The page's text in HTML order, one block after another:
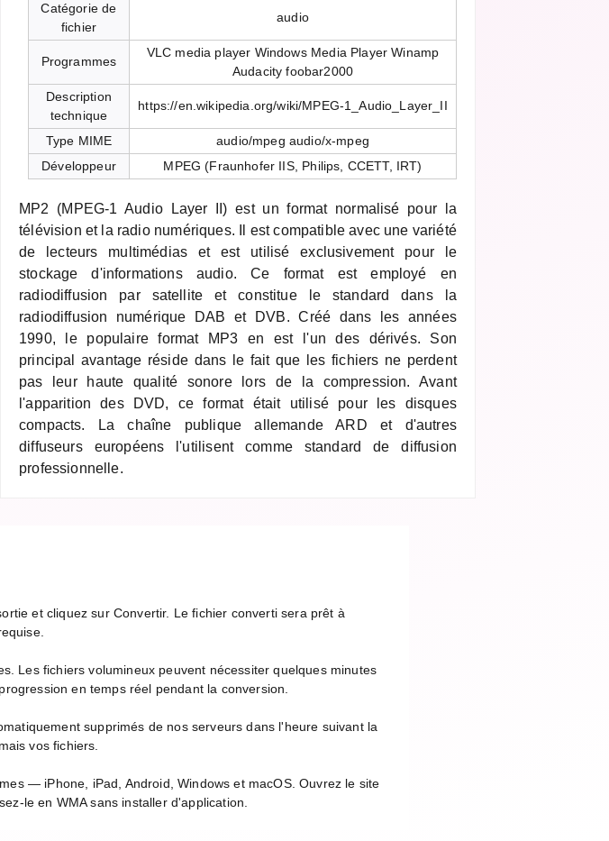
Catégorie de
fichier
audio
Programmes
VLC media player Windows Media Player Winamp
Audacity foobar2000
Description
technique
https://en.wikipedia.org/wiki/MPEG-1_Audio_Layer_II
Type MIME
audio/mpeg audio/x-mpeg
Développeur
MPEG (Fraunhofer IIS, Philips, CCETT, IRT)
MP2 (MPEG-1 Audio Layer II) est un format normalisé pour la
télévision et la radio numériques. Il est compatible avec une variété
de lecteurs multimédias et est utilisé exclusivement pour le
stockage d'informations audio. Ce format est employé en
radiodiffusion par satellite et constitue le standard dans la
radiodiffusion numérique DAB et DVB. Créé dans les années
1990, le populaire format MP3 en est l'un des dérivés. Son
principal avantage réside dans le fait que les fichiers ne perdent
pas leur haute qualité sonore lors de la compression. Avant
l'apparition des DVD, ce format était utilisé pour les disques
compacts. La chaîne publique allemande ARD et d'autres
diffuseurs européens l'utilisent comme standard de diffusion
professionnelle.
et cliquez sur Convertir. Le fichier converti sera prêt à
Les fichiers volumineux peuvent nécessiter quelques minutes
en temps réel pendant la conversion.
supprimés de nos serveurs dans l'heure suivant la
vos fichiers.
— iPhone, iPad, Android, Windows et macOS. Ouvrez le site
le en WMA sans installer d'application.